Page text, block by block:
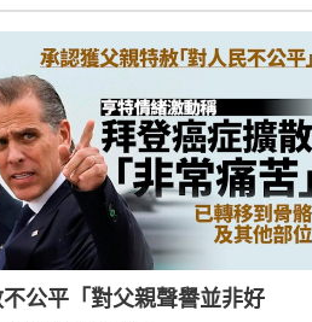
公平「對父親聲譽並非好